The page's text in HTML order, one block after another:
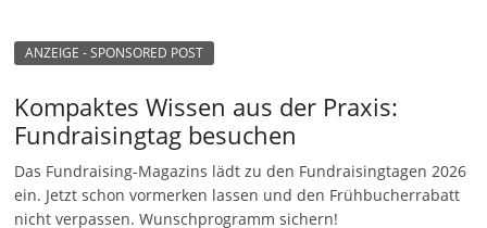
ANZEIGE - SPONSORED POST
Kompaktes Wissen aus der Praxis:
Fundraisingtag besuchen
Das Fundraising-Magazins lädt zu den Fundraisingtagen 2026
ein. Jetzt schon vormerken lassen und den Frühbucherrabatt
nicht verpassen. Wunschprogramm sichern!